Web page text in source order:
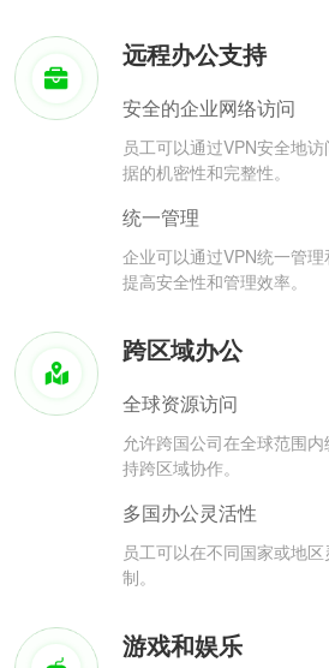
远程办公支持
安全的企业网络访问
员工可以通过VPN安全地
据的机密性和完整性。
统一管理
企业可以通过VPN统一管
提高安全性和管理效率。
跨区域办公
全球资源访问
允许跨国公司在全球范围
持跨区域协作。
多国办公灵活性
员工可以在不同国家或地
制。
游戏和娱乐